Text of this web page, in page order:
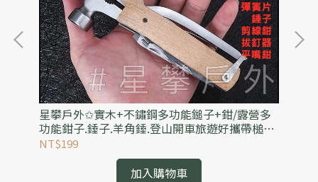
星攀戶外✩實木+不鏽鋼多功能鎚子+鉗/露營多
功能鉗子.錘子.羊角錘.登山開車旅遊好攜帶槌子/
安全摺疊錘+可破窗逃生錘
NT$199
加入購物車